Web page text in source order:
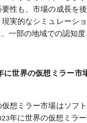
性も、市場の成長を
実的なシミュレーシ
一部の地域での認知
世界の仮想ミラー市
想ミラー市場はソフ
年に世界の仮想ミラ